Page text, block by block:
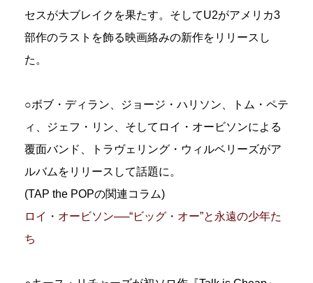
セスが大ブレイクを果たす。そしてU2がアメリカ3
部作のラストを飾る映画絡みの新作をリリースし
た。
○ボブ・ディラン、ジョージ・ハリソン、トム・ペテ
ィ、ジェフ・リン、そしてロイ・オービソンによる
覆面バンド、トラヴェリング・ウィルベリーズがア
ルバムをリリースして話題に。
(TAP the POPの関連コラム)
ロイ・オービソン──“ビッグ・オー”と永遠の少年た
ち